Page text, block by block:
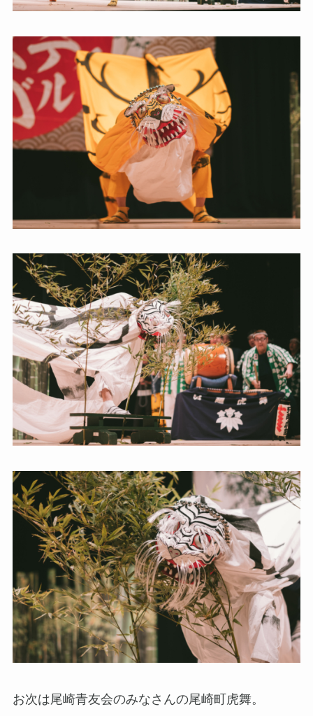
お次は尾崎青友会のみなさんの尾崎町虎舞。